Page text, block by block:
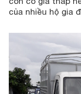
của nhiều hộ gia